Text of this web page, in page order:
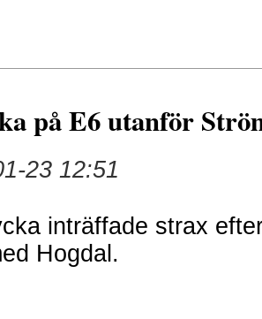
på E6 utanför
23 12:51
inträffade strax
Hogdal.